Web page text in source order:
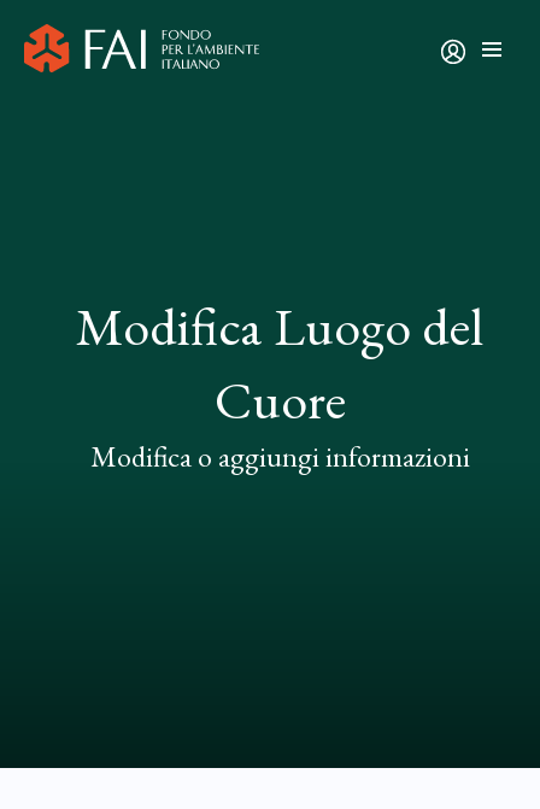
Modifica Luogo del
Cuore
Modifica o aggiungi informazioni